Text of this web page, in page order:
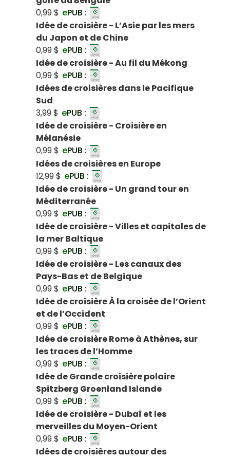
0,99 $ ePUB :
Idée de croisière - L’Asie par les mers
du Japon et de Chine
0,99 $ ePUB :
Idée de croisière - Au fil du Mékong
0,99 $ ePUB :
Idées de croisières dans le Pacifique
Sud
3,99 $ ePUB :
Idée de croisière - Croisière en
Mélanésie
0,99 $ ePUB :
Idées de croisières en Europe
12,99 $ ePUB :
Idée de croisière - Un grand tour en
Méditerranée
0,99 $ ePUB :
Idée de croisière - Villes et capitales de
la mer Baltique
0,99 $ ePUB :
Idée de croisière - Les canaux des
Pays-Bas et de Belgique
0,99 $ ePUB :
Idée de croisière À la croisée de l’Orient
et de l’Occident
0,99 $ ePUB :
Idée de croisière Rome à Athènes, sur
les traces de l’Homme
0,99 $ ePUB :
Idée de Grande croisière polaire
Spitzberg Groenland Islande
0,99 $ ePUB :
Idée de croisière - Dubaï et les
merveilles du Moyen-Orient
0,99 $ ePUB :
Idées de croisières autour des